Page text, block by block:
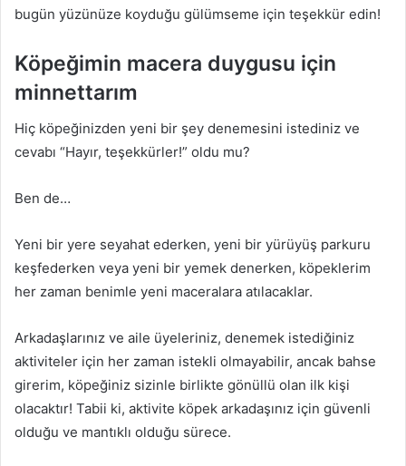
bugün yüzünüze koyduğu gülümseme için teşekkür edin!
Köpeğimin macera duygusu için
minnettarım
Hiç köpeğinizden yeni bir şey denemesini istediniz ve
cevabı “Hayır, teşekkürler!” oldu mu?
Ben de…
Yeni bir yere seyahat ederken, yeni bir yürüyüş parkuru
keşfederken veya yeni bir yemek denerken, köpeklerim
her zaman benimle yeni maceralara atılacaklar.
Arkadaşlarınız ve aile üyeleriniz, denemek istediğiniz
aktiviteler için her zaman istekli olmayabilir, ancak bahse
girerim, köpeğiniz sizinle birlikte gönüllü olan ilk kişi
olacaktır! Tabii ki, aktivite köpek arkadaşınız için güvenli
olduğu ve mantıklı olduğu sürece.